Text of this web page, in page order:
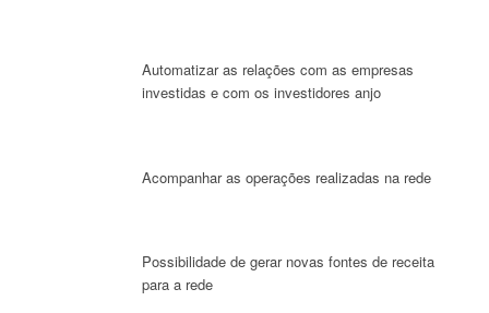
Automatizar as relações com as empresas
investidas e com os investidores anjo
Acompanhar as operações realizadas na rede
Possibilidade de gerar novas fontes de receita
para a rede